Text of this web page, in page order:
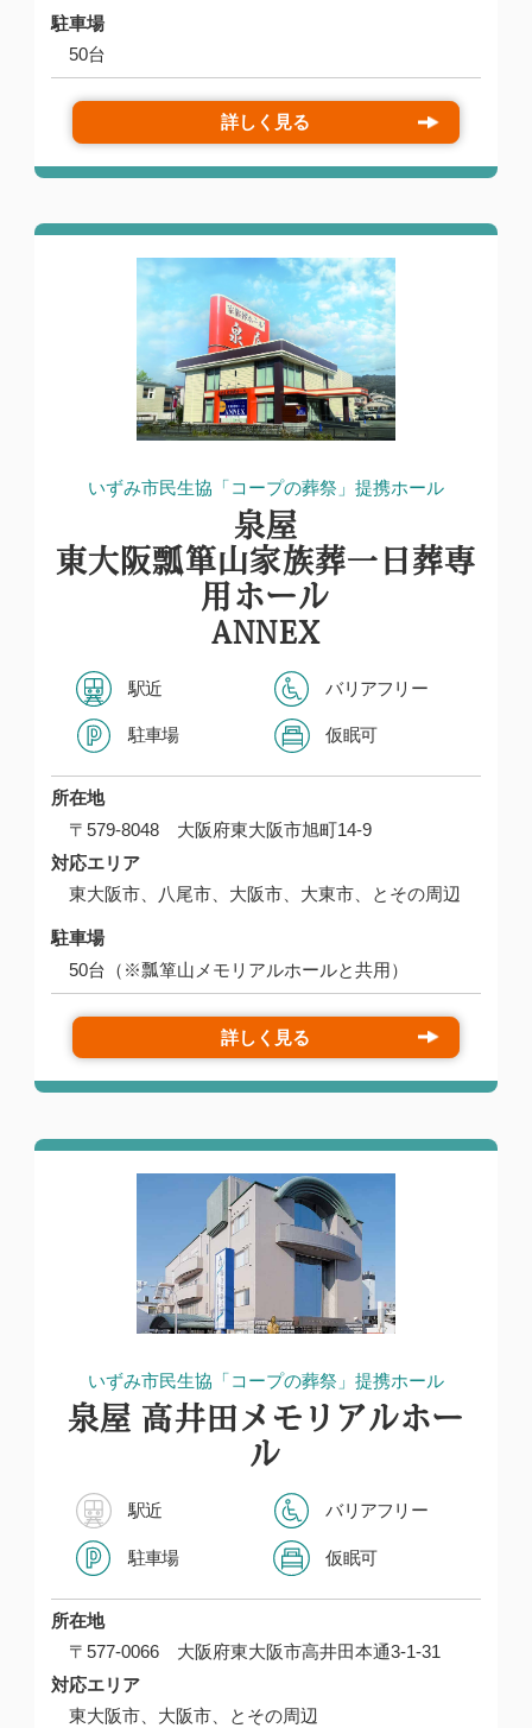
駐車場
50台
詳しく見る
いずみ市民生協「コープの葬祭」提携ホール
泉屋
東大阪瓢箪山家族葬一日葬専
用ホール
ANNEX
駅近 バリアフリー
駐車場 仮眠可
所在地
〒579-8048 大阪府東大阪市旭町14-9
対応エリア
東大阪市、八尾市、大阪市、大東市、とその周辺
駐車場
50台（※瓢箪山メモリアルホールと共用）
詳しく見る
いずみ市民生協「コープの葬祭」提携ホール
泉屋 高井田メモリアルホー
ル
駅近 バリアフリー
駐車場 仮眠可
所在地
〒577-0066 大阪府東大阪市高井田本通3-1-31
対応エリア
東大阪市、大阪市、とその周辺